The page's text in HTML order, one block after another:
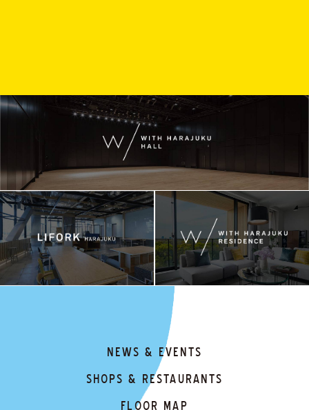
NEWS & EVENTS
SHOPS & RESTAURANTS
FLOOR MAP